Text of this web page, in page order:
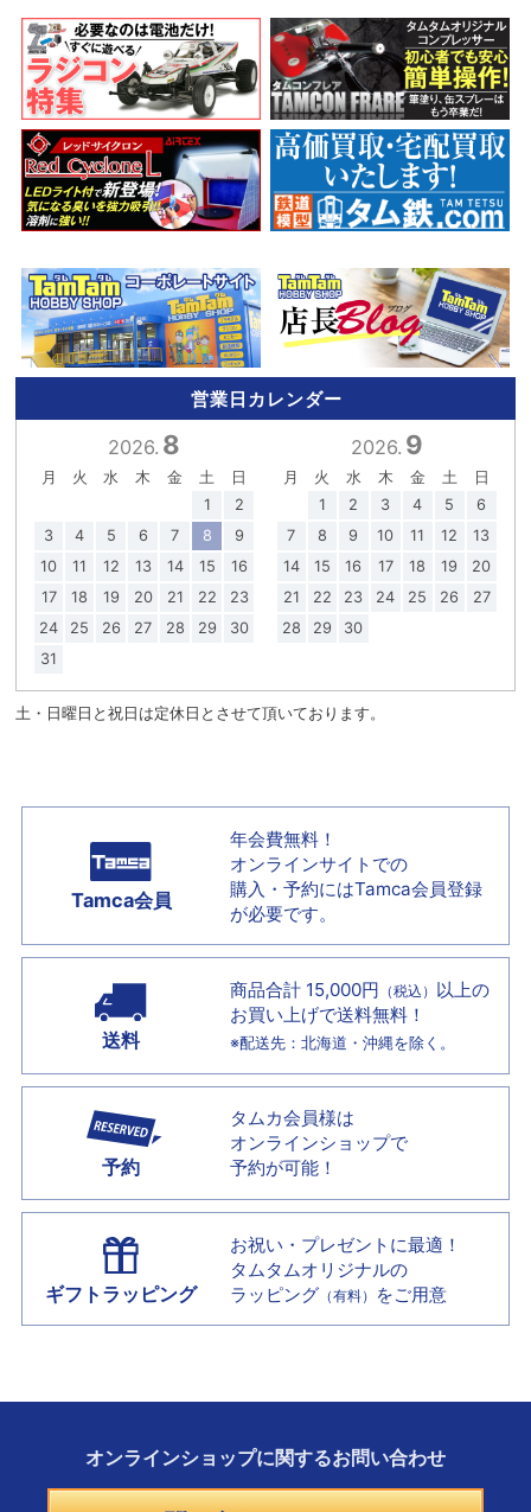
営業日カレンダー
2026. 8
月 火 水 木 金 土
日
1
2
3
4 5 6 7 8
9
10
11 12 13 14 15
16
17
18 19 20 21 22
23
24
25 26 27 28 29
30
31
2026. 9
月 火 水 木 金 土
日
1
2 3 4 5
6
7
8 9 10 11 12
13
14
15 16 17 18 19
20
21
22 23 24 25 26
27
28
29 30
土・日曜日と祝日は定休日とさせて頂いております。
Tamca会員
年会費無料！
オンラインサイトでの
購入・予約にはTamca会員登録
が必要です。
送料
商品合計 15,000円 （税込） 以上の
お買い上げで送料無料！
※配送先：北海道・沖縄を除く。
予約
タムカ会員様は
オンラインショップで
予約が可能！
ギフトラッピング
お祝い・プレゼントに最適！
タムタムオリジナルの
ラッピング （有料） をご用意
オンラインショップに関するお問い合わせ